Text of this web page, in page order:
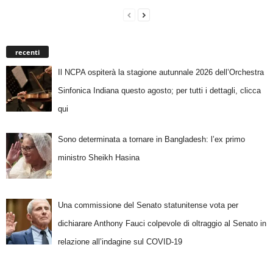
recenti
Il NCPA ospiterà la stagione autunnale 2026 dell’Orchestra
Sinfonica Indiana questo agosto; per tutti i dettagli, clicca
qui
Sono determinata a tornare in Bangladesh: l’ex primo
ministro Sheikh Hasina
Una commissione del Senato statunitense vota per
dichiarare Anthony Fauci colpevole di oltraggio al Senato in
relazione all’indagine sul COVID-19